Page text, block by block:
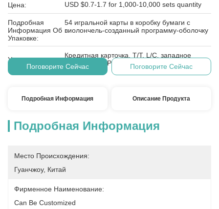
Цена: USD $0.7-1.7 for 1,000-10,000 sets quantity
Подробная
Информация Об
Упаковке:
54 игральной карты в коробку бумаги с
виолончель-созданный программу-оболочку
Условия
Оплаты:
Кредитная карточка, T/T, L/C, западное
соединение, PayPal, E-проверяя, D/A, D/P,
MoneyGram
Поговорите Сейчас Поговорите Сейчас
Подробная Информация Описание Продукта
Подробная Информация
Место Происхождения:
Гуанчжоу, Китай
Фирменное Наименование:
Can Be Customized